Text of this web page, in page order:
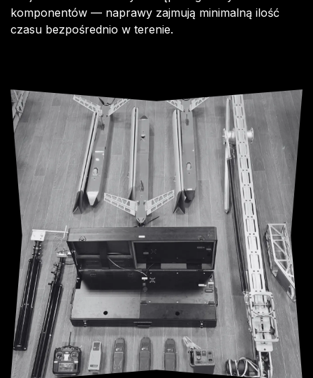
komponentów — naprawy zajmują minimalną ilość
czasu bezpośrednio w terenie.